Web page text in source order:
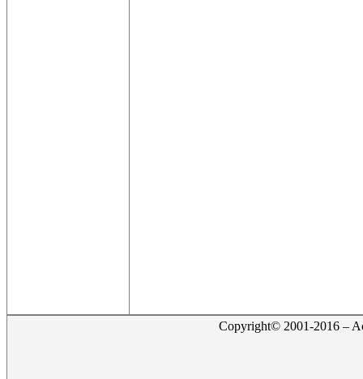
Copyright© 2001-2016 –